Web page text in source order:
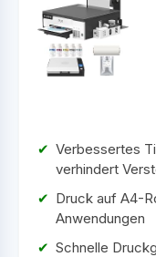
Verbessertes
verhindert
Druck auf A4-
Anwendungen
Schnelle